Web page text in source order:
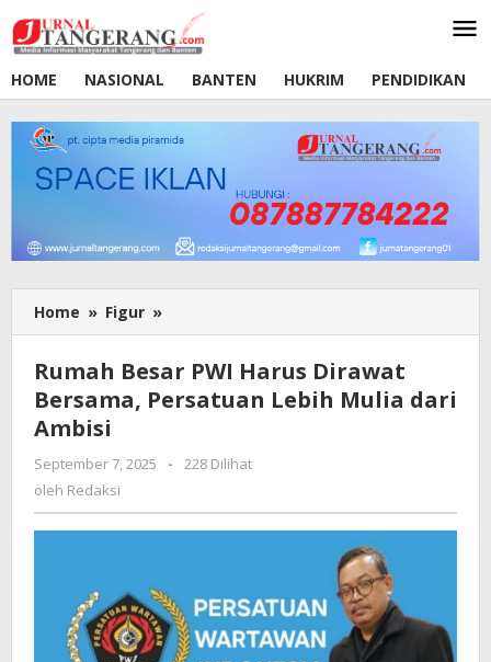
ke
konten
HOME
NASIONAL BANTEN HUKRIM PENDIDIKAN
Home » Figur »
Besar
Harus
Dirawat
Lebih
dari
Rumah Besar PWI Harus Dirawat
Bersama, Persatuan Lebih Mulia dari
Ambisi
September 7, 2025
oleh
-
228 Dilihat
oleh Redaksi